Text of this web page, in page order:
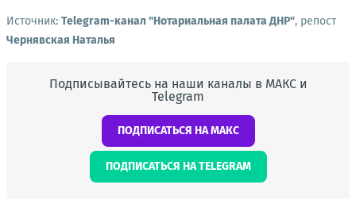
Источник: Telegram-канал "Нотариальная палата ДНР", репост
Чернявская Наталья
Подписывайтесь на наши каналы в МАКС и
Telegram
ПОДПИСАТЬСЯ НА МАКС
ПОДПИСАТЬСЯ НА TELEGRAM